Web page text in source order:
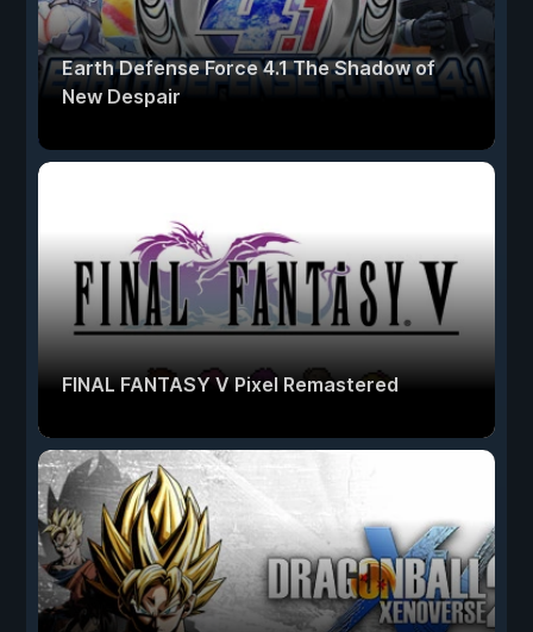
Earth Defense Force 4.1 The Shadow of
New Despair
FINAL FANTASY V Pixel Remastered